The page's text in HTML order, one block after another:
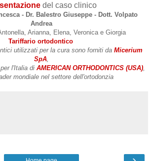
del caso clinico
- Dr. Balestro Giuseppe - Dott. Volpato
Andrea
Arianna, Elena, Veronica e Giorgia
Tariffario ortodontico
utilizzati per la cura sono forniti da Micerium
SpA
l'Italia di AMERICAN ORTHODONTICS (USA)
mondiale nel settore dell'ortodonzia